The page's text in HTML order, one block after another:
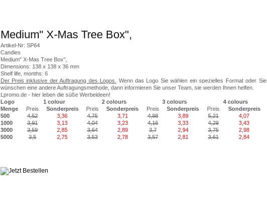
Medium" X-Mas Tree Box",
Artikel-Nr: SP64
Candies
Medium" X-Mas Tree Box",
Dimensions: 138 x 138 x 36 mm
Shelf life, months: 6
Der Preis inklusive der Auftragung des Logos.
Wenn das Logo Sie wählen ein spezielles Format oder Sie
wünschen eine andere Auftragungsmethode, dann informieren Sie unser Team, sie werden Ihnen helfen.
Lpromo.de - hier leben die süße Werbeideen!
Logo
1 colour 2 colours 3 colours
4 colours
Menge
Preis Sonderpreis Preis Sonderpreis Preis Sonderpreis Preis
Sonderpreis
500
4,52 3,36 4,75 3,71 4,98 3,89 5,21
4,07
1000
3,91 3,13 4,04 3,23 4,16 3,33 4,29
3,43
3000
3,59 2,85 3,64 2,89 3,7 2,94 3,75
2,98
5000
3,5 2,75 3,53 2,78 3,57 2,81 3,61 2,84